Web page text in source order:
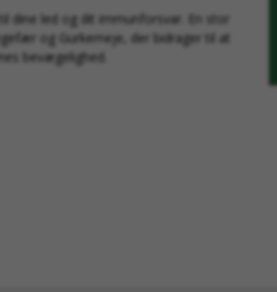
til dine led og dit immunforsvar. En stor
og Gurkemeje, der bidrager til at
bevægelighed.